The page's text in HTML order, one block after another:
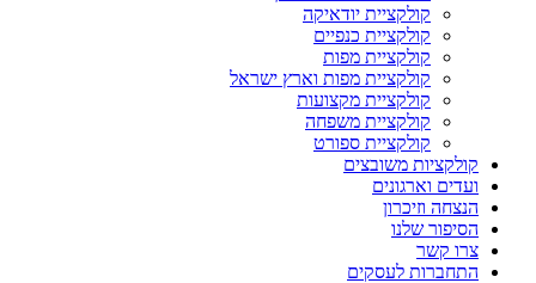
קולקציית יודאיקה
קולקציית כנפיים
קולקציית מפות
קולקציית מפות וארץ ישראל
קולקציית מקצועות
קולקציית משפחה
קולקציית ספורט
קולקציות משובצים
ועדים וארגונים
הנצחה וזיכרון
הסיפור שלנו
צרו קשר
התחברות לעסקים